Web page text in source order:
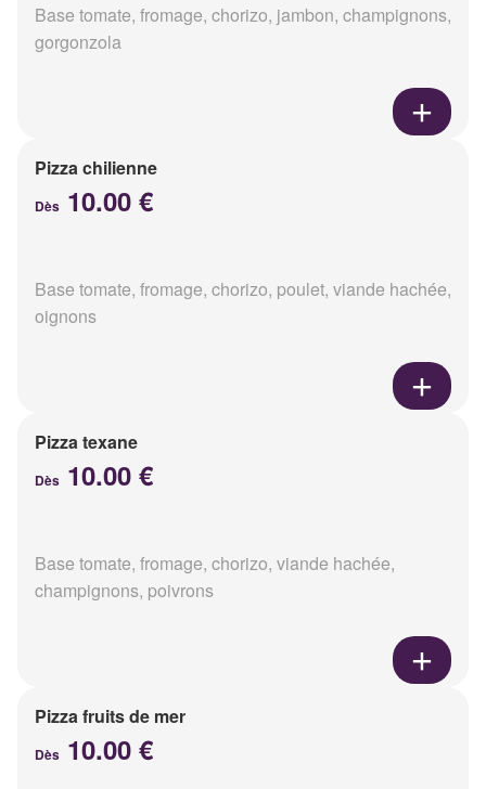
Base tomate, fromage, chorizo, jambon, champignons,
gorgonzola
Pizza chilienne
Dès 10.00 €
Base tomate, fromage, chorizo, poulet, viande hachée,
oignons
Pizza texane
Dès 10.00 €
Base tomate, fromage, chorizo, viande hachée,
champignons, poivrons
Pizza fruits de mer
Dès 10.00 €